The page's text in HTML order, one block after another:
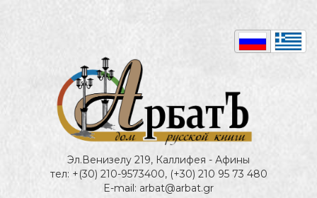
Эл.Венизелу 219, Каллифея - Афины
тел: +(30) 210-9573400, (+30) 210 95 73 480
E-mail: arbat@arbat.gr